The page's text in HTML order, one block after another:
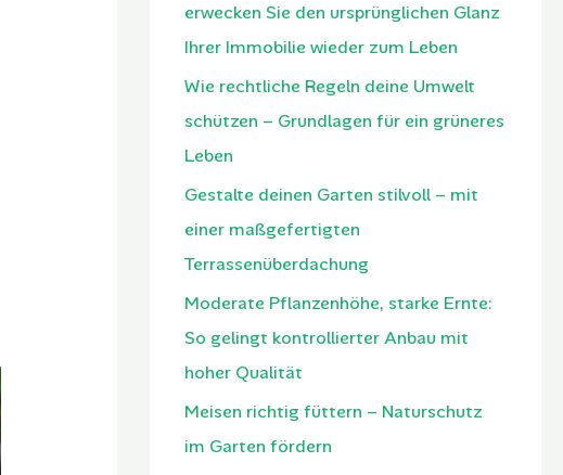
erwecken Sie den ursprünglichen Glanz
Ihrer Immobilie wieder zum Leben
Wie rechtliche Regeln deine Umwelt
schützen – Grundlagen für ein grüneres
Leben
Gestalte deinen Garten stilvoll – mit
einer maßgefertigten
Terrassenüberdachung
Moderate Pflanzenhöhe, starke Ernte:
So gelingt kontrollierter Anbau mit
hoher Qualität
Meisen richtig füttern – Naturschutz
im Garten fördern